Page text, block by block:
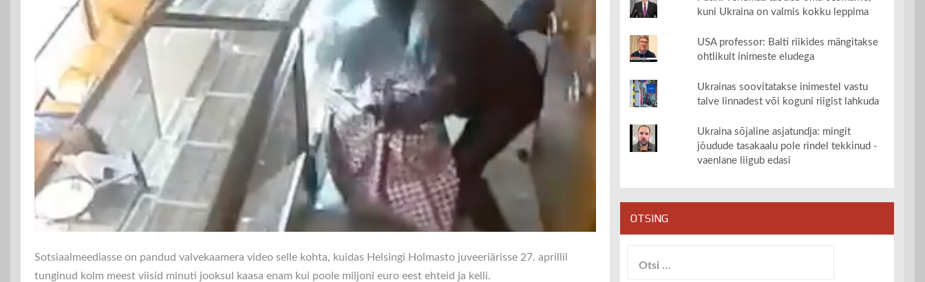
Sotsiaalmeediasse on pandud valvekaamera video selle kohta, kuidas Helsingi Holmasto juveeriärisse 27. aprillil
tunginud kolm meest viisid minuti jooksul kaasa enam kui poole miljoni euro eest ehteid ja kelli.
kuni Ukraina on valmis kokku leppima
USA professor: Balti riikides mängitakse
ohtlikult inimeste eludega
Ukrainas soovitatakse inimestel vastu
talve linnadest või koguni riigist lahkuda
Ukraina sõjaline asjatundja: mingit
jõudude tasakaalu pole rindel tekkinud -
vaenlane liigub edasi
OTSING